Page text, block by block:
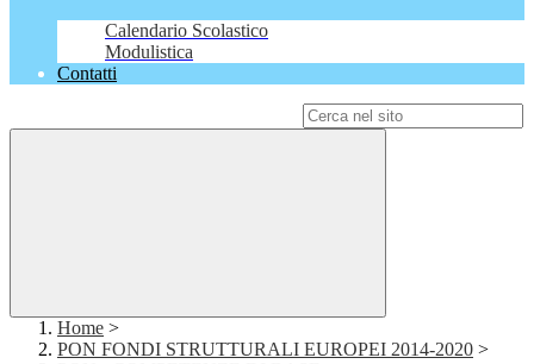
Calendario Scolastico
Modulistica
Contatti
Home >
PON FONDI STRUTTURALI EUROPEI 2014-2020 >